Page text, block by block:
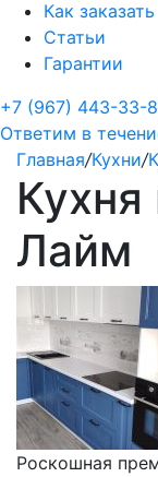
Как заказать
Статьи
Гарантии
+7 (967) 443-33-
Ответим в
Главная/Кухни/
Лайм
Роскошная